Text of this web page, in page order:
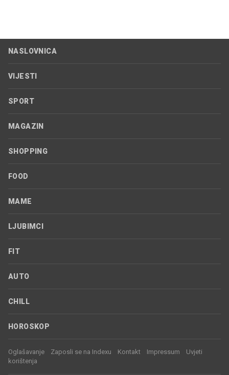
NASLOVNICA
VIJESTI
SPORT
MAGAZIN
SHOPPING
FOOD
MAME
LJUBIMCI
FIT
AUTO
CHILL
HOROSKOP
Oglašavanje Zaposli se na Indexu Kontakt Impressum
Uvjeti
korištenja